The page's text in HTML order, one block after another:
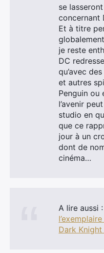
se
concernant
Et à titre
je reste
DC
qu’avec
et autres
Penguin ou
l’avenir
studio en
que ce
jour à un
dont de
cinéma…
A lire aussi :
Dark